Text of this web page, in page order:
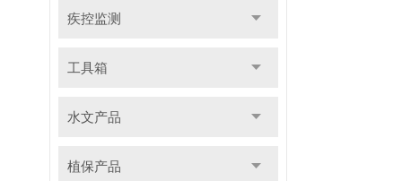
疾控监测
工具箱
水文产品
植保产品